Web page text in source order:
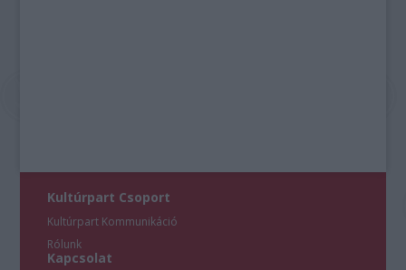
Kultúrpart Csoport
Kultúrpart Kommunikáció
Rólunk
Kapcsolat